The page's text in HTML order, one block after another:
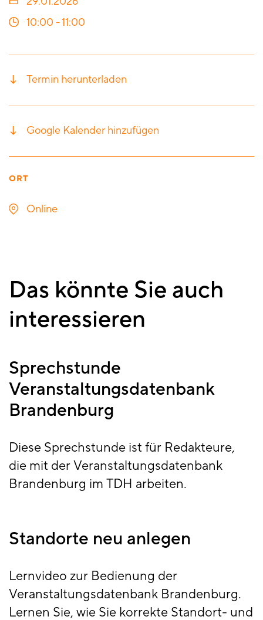
10:00 -11:00
Termin herunterladen
Google Kalender hinzufügen
ORT
Online
Das könnte Sie auch
interessieren
Sprechstunde
Veranstaltungsdatenbank
Brandenburg
Diese Sprechstunde ist für Redakteure,
die mit der Veranstaltungsdatenbank
Brandenburg im TDH arbeiten.
Standorte neu anlegen
Lernvideo zur Bedienung der
Veranstaltungsdatenbank Brandenburg.
Lernen Sie, wie Sie korrekte Standort- und